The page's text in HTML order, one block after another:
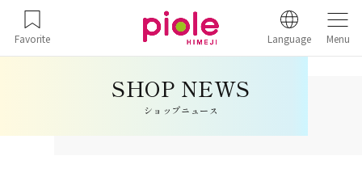
Favorite Language Menu
ショップニュース